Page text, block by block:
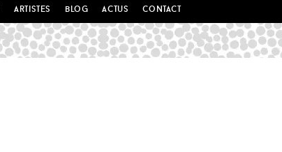
artistes blog actus contact